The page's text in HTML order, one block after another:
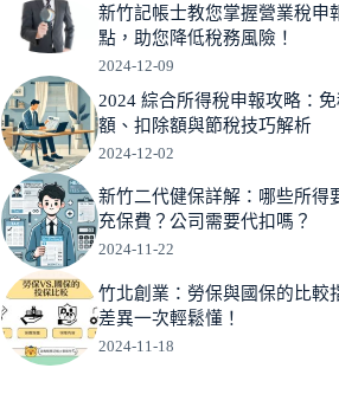
新竹記帳士教您掌握營業稅申
點，助您降低稅務風險！
2024-12-09
2024 綜合所得稅申報攻略：免
額、扣除額與節稅技巧解析
2024-12-02
新竹二代健保詳解：哪些所得
充保費？公司需要代扣嗎？
2024-11-22
竹北創業：勞保與國保的比較
差異一次輕鬆懂！
2024-11-18